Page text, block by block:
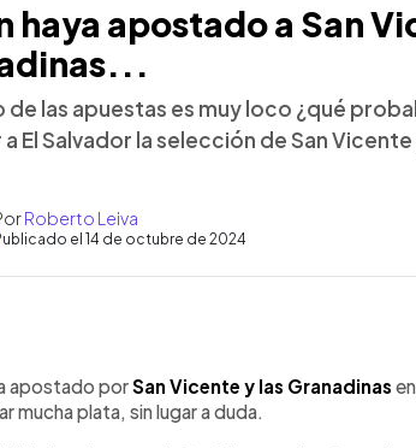
haya apostado a San
de las apuestas es muy loco ¿qué
El Salvador la selección de San Vicente
Roberto Leiva
el 14 de octubre de 2024
Escuchar artículo
apostado porSan Vicente y las Granadinas
mucha plata, sin lugar a duda.